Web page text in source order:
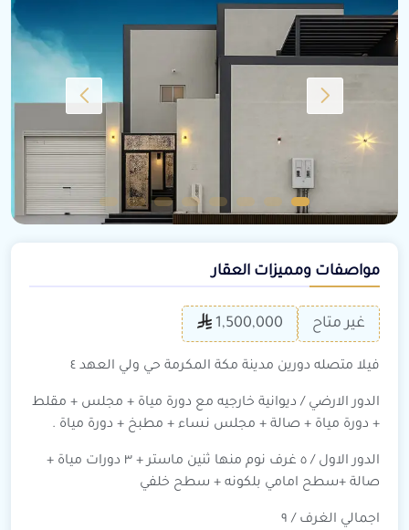
مواصفات ومميزات العقار
غير متاح 1,500,000
فيلا متصله دورين مدينة مكة المكرمة حي ولي العهد ٤
الدور الارضي / ديوانية خارجيه مع دورة مياة + مجلس + مقلط
+ دورة مياة + صالة + مجلس نساء + مطبخ + دورة مياة .
الدور الاول / ٥ غرف نوم منها ثنين ماستر + ٣ دورات مياة +
صالة +سطح امامي بلكونه + سطح خلفي
اجمالي الغرف / ٩